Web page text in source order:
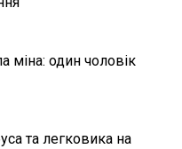
міна: один чоловік
та легковика на